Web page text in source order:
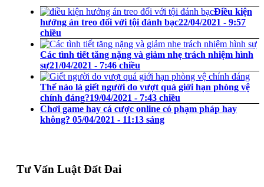
Điều kiện
hưởng án treo đối với tội đánh bạc22/04/2021 - 9:57
chiều
Các tình tiết tăng nặng và giảm nhẹ trách nhiệm hình
sự21/04/2021 - 7:46 chiều
Thế nào là giết người do vượt quá giới hạn phòng vệ
chính đáng?19/04/2021 - 7:43 chiều
Chơi game hay cá cược online có phạm pháp hay
không? 05/04/2021 - 11:13 sáng
Tư Vấn Luật Đất Đai